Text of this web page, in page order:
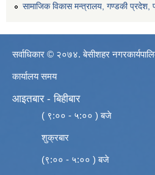
सामाजिक विकास मन्त्रालय, गण्डकी प्रदेश,
सर्वाधिकार © २०७४. बेसीशहर
कार्यालय समय
आइतबार - बिहीबार
( ९:०० - ५:०० ) बजे
शुक्रबार
(९:०० - ५:०० ) बजे